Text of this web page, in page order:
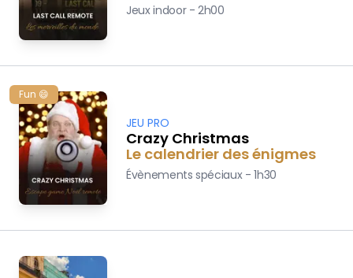
Jeux indoor-2h00
Fun 😄
JEU PRO
Crazy Christmas
Le calendrier des énigmes
Évènements spéciaux-1h30